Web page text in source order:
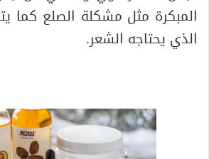
المبكرة مثل مشكلة الصلع كما
الذي يحتاجه الشعر.